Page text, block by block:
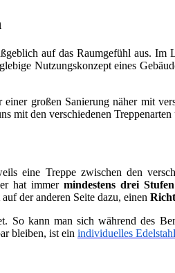
auf das Raumgefühl aus.
Nutzungskonzept eines
großen Sanierung näher mit
mit den verschiedenen
eine Treppe zwischen den
hat immermindestens drei Stufen
der anderen Seite dazu, einen
So kann man sich während des
bleiben, ist ein individuelles